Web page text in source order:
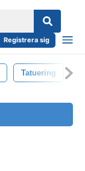
Registrera sig
Tatuering